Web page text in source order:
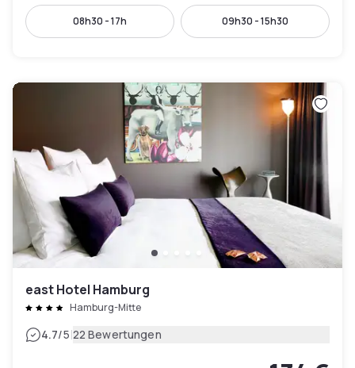
08h30 - 17h 09h30 - 15h30
east Hotel Hamburg
Hamburg-Mitte
4.7/5|22 Bewertungen